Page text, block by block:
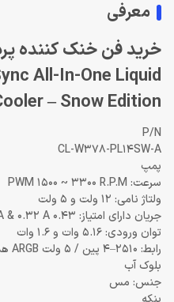
معرفی
All-In-One Liquid
– Snow Edition
P/N
CL-W378-PL14SW-A
پمپ
سرعت: PWM 1500 ~ 3300 R.P.M
ولتاژ نامی: 12 ولت و 5 ولت
جریان دارای امتیاز: 0.43 A & 0.32 A
توان ورودی: 5.16 وات و 1.6 وات
رابط: 2510–4 پین / 5 ولت ARGB هدر – 3 پین
بلوک آب
جنس: مس